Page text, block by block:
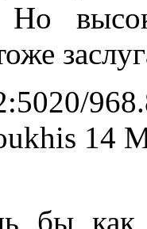
Hо
14
бы как